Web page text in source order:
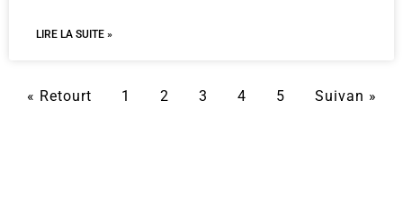
LIRE LA SUITE »
« Retourt 1 2 3 4 5 Suivan »